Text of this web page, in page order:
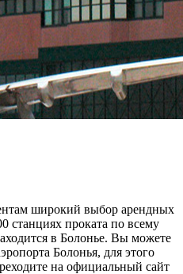
широкий выбор арендных
станциях проката по всему
в Болонье. Вы можете
Болонья, для этого
на официальный сайт